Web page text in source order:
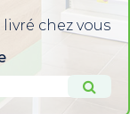
chez vous